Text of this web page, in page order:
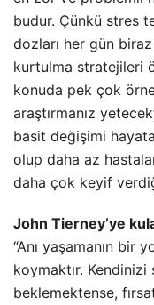
budur. Çünkü stres
dozları her gün
kurtulma stratejileri
konuda pek çok
araştırmanız
basit değişimi
olup daha az
daha çok keyif
John Tierney’ye
“Anı yaşamanın bir
koymaktır. Kendinizi
beklemektense,